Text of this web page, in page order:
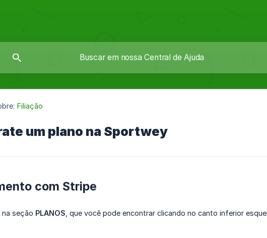
Filiação
um plano na Sportwey
com Stripe
na seção PLANOS , que você pode encontrar clicando no canto inferior